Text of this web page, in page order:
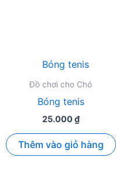
Đồ chơi cho Chó
Bóng tenis
25.000₫
Thêm vào giỏ hàng